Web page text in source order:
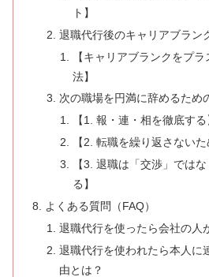
ト】
退職代行後のキャリアブラン
【キャリアブランクをプ
法】
次の職場を円満に辞めるため
【1. 報・連・相を徹底する
【2. 転職を繰り返さないた
【3. 退職は「交渉」では
る】
よくある質問（FAQ）
退職代行を使ったら会社の人
退職代行を使われたら本人に
由とは？